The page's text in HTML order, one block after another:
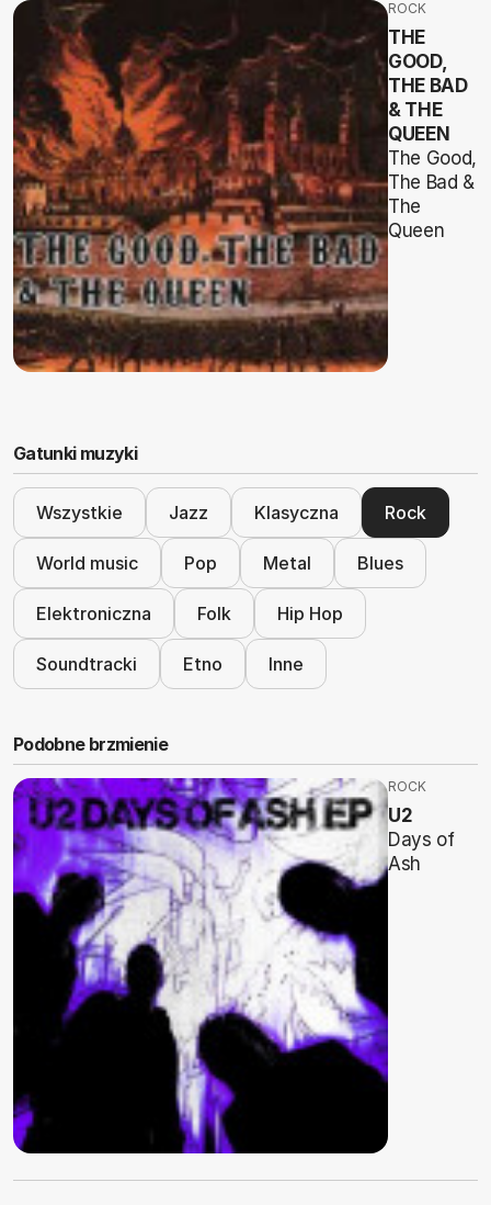
ROCK
THE
GOOD,
THE BAD
& THE
QUEEN
The Good,
The Bad &
The
Queen
Gatunki muzyki
Wszystkie Jazz Klasyczna Rock
World music Pop Metal Blues
Elektroniczna Folk Hip Hop
Soundtracki Etno Inne
Podobne brzmienie
ROCK
U2
Days of
Ash